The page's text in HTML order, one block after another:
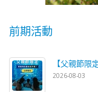
前期活動
【父親節限
2026-08-03